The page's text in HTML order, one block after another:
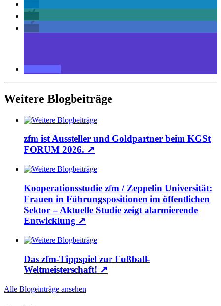
Weitere Blogbeiträge
zfm ist Aussteller und Goldpartner beim KGSt
FORUM 2026. ↗
Kooperationsstudie zfm / Zeppelin Universität:
Frauen in Führungspositionen im öffentlichen
Sektor – Aktuelle Studie zeigt alarmierende
Entwicklung ↗
Das zfm-Tippspiel zur Fußball-
Weltmeisterschaft! ↗
Alle Blogeinträge ansehen